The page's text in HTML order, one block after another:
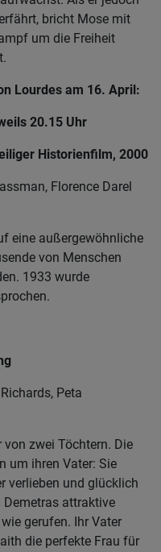
bricht Mose mit
um die Freiheit
Lourdes am 16. April:
20.15 Uhr
Historienfilm, 2000
Florence Darel
eine außergewöhnliche
von Menschen
1933 wurde
Peta
zwei Töchtern. Die
um ihren Vater: Sie
verlieben und glücklich
Demetras attraktive
gerufen. Ihr Vater
die perfekte Frau für